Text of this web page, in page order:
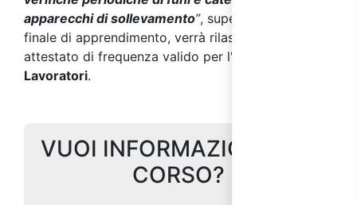
apparecchi di sollevamento”, superata la verifica
finale di apprendimento, verrà rilasciato un
attestato di frequenza valido per l'
Lavoratori.
VUOI INFORMAZIONI SUL
CORSO?